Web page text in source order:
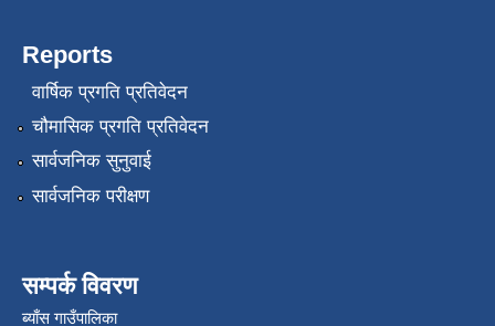
Reports
वार्षिक प्रगति प्रतिवेदन
चौमासिक प्रगति प्रतिवेदन
सार्वजनिक सुनुवाई
सार्वजनिक परीक्षण
सम्पर्क विवरण
ब्याँस गाउँपालिका